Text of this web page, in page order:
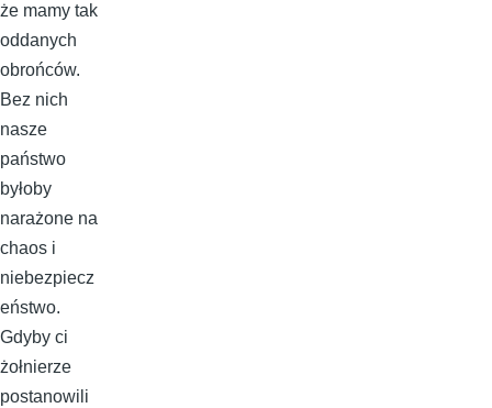
że mamy tak
oddanych
obrońców.
Bez nich
nasze
państwo
byłoby
narażone na
chaos i
niebezpiecz
eństwo.
Gdyby ci
żołnierze
postanowili